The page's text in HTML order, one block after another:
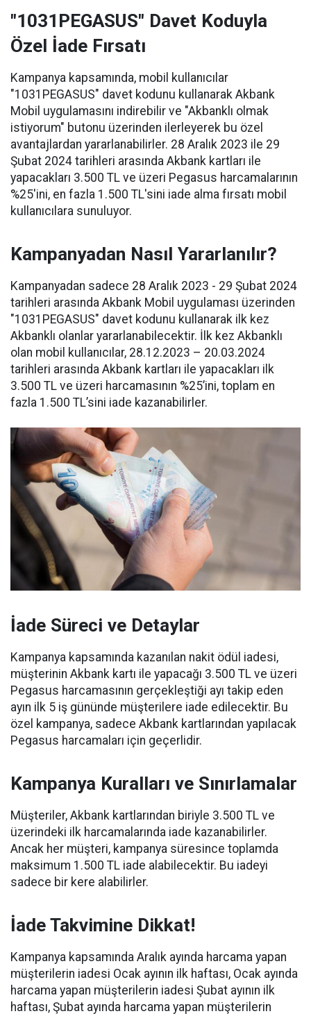
"1031PEGASUS" Davet Koduyla
Özel İade Fırsatı
Kampanya kapsamında, mobil kullanıcılar
"1031PEGASUS" davet kodunu kullanarak Akbank
Mobil uygulamasını indirebilir ve "Akbanklı olmak
istiyorum" butonu üzerinden ilerleyerek bu özel
avantajlardan yararlanabilirler. 28 Aralık 2023 ile 29
Şubat 2024 tarihleri arasında Akbank kartları ile
yapacakları 3.500 TL ve üzeri Pegasus harcamalarının
%25'ini, en fazla 1.500 TL'sini iade alma fırsatı mobil
kullanıcılara sunuluyor.
Kampanyadan Nasıl Yararlanılır?
Kampanyadan sadece 28 Aralık 2023 - 29 Şubat 2024
tarihleri arasında Akbank Mobil uygulaması üzerinden
"1031PEGASUS" davet kodunu kullanarak ilk kez
Akbanklı olanlar yararlanabilecektir. İlk kez Akbanklı
olan mobil kullanıcılar, 28.12.2023 – 20.03.2024
tarihleri arasında Akbank kartları ile yapacakları ilk
3.500 TL ve üzeri harcamasının %25’ini, toplam en
fazla 1.500 TL’sini iade kazanabilirler.
İade Süreci ve Detaylar
Kampanya kapsamında kazanılan nakit ödül iadesi,
müşterinin Akbank kartı ile yapacağı 3.500 TL ve üzeri
Pegasus harcamasının gerçekleştiği ayı takip eden
ayın ilk 5 iş gününde müşterilere iade edilecektir. Bu
özel kampanya, sadece Akbank kartlarından yapılacak
Pegasus harcamaları için geçerlidir.
Kampanya Kuralları ve Sınırlamalar
Müşteriler, Akbank kartlarından biriyle 3.500 TL ve
üzerindeki ilk harcamalarında iade kazanabilirler.
Ancak her müşteri, kampanya süresince toplamda
maksimum 1.500 TL iade alabilecektir. Bu iadeyi
sadece bir kere alabilirler.
İade Takvimine Dikkat!
Kampanya kapsamında Aralık ayında harcama yapan
müşterilerin iadesi Ocak ayının ilk haftası, Ocak ayında
harcama yapan müşterilerin iadesi Şubat ayının ilk
haftası, Şubat ayında harcama yapan müşterilerin